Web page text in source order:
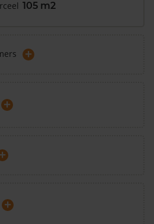
105 m2
+
+
+